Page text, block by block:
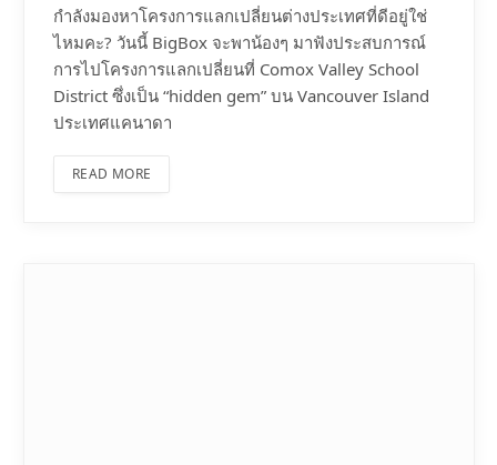
กำลังมองหาโครงการแลกเปลี่ยนต่างประเทศที่ดีอยู่ใช่
ไหมคะ? วันนี้ BigBox จะพาน้องๆ มาฟังประสบการณ์
การไปโครงการแลกเปลี่ยนที่ Comox Valley School
District ซึ่งเป็น “hidden gem” บน Vancouver Island
ประเทศแคนาดา
READ MORE